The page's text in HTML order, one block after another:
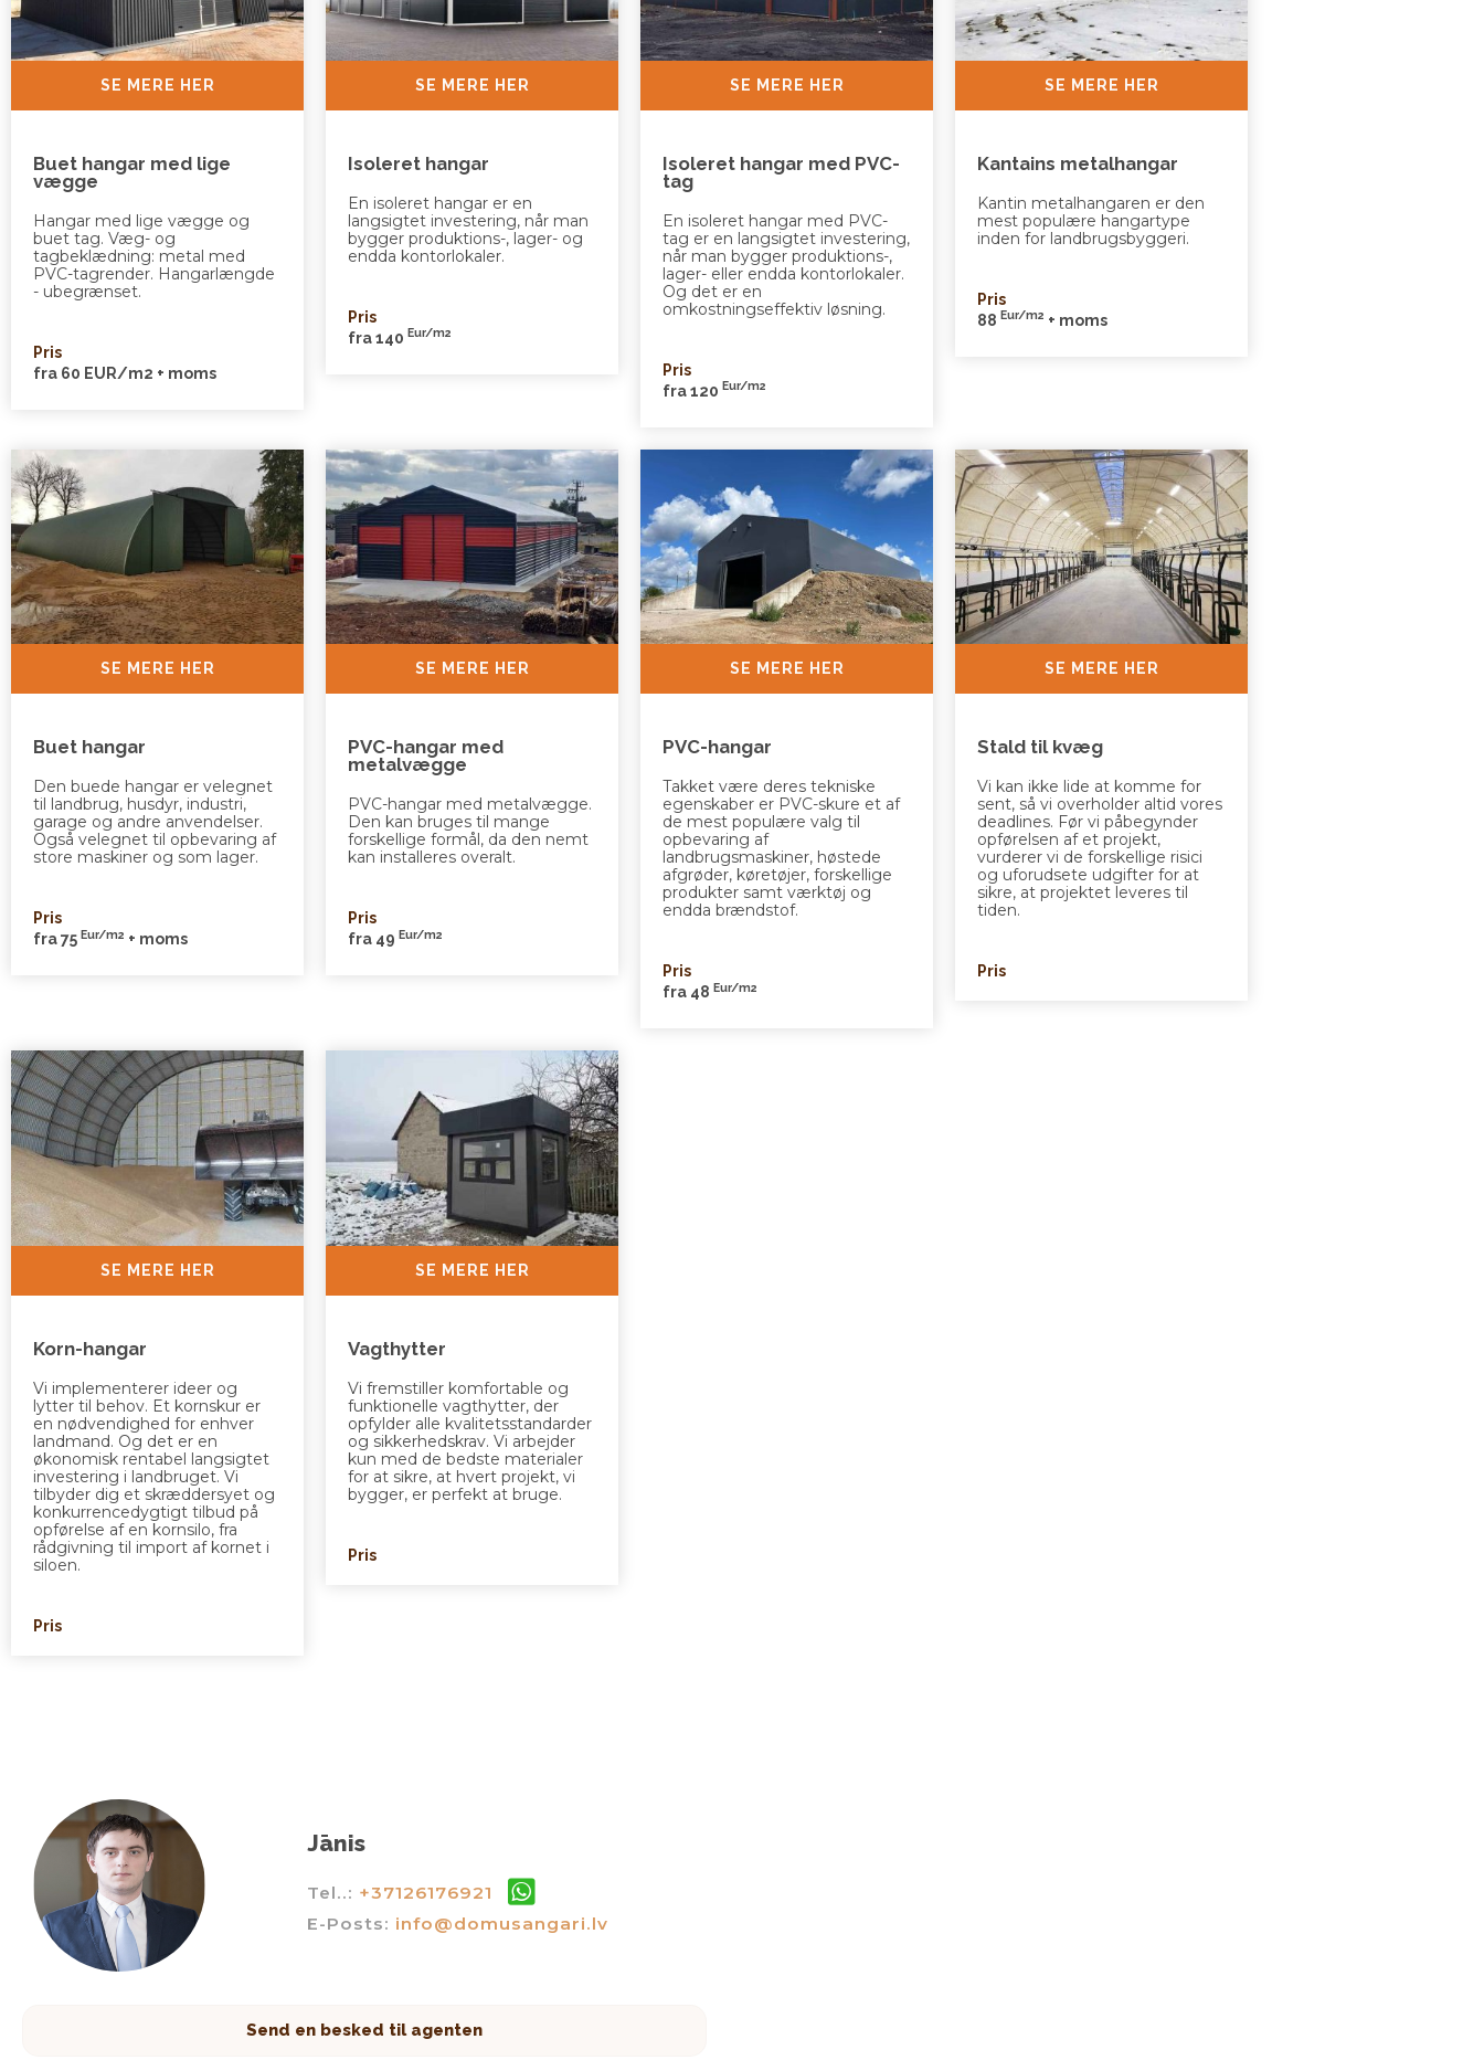
SE MERE HER
Buet hangar med lige
vægge
Hangar med lige vægge og
buet tag. Væg- og
tagbeklædning: metal med
PVC-tagrender. Hangarlængde
- ubegrænset.
Pris
fra 60 EUR/m2 + moms
SE MERE HER
Isoleret hangar
En isoleret hangar er en
langsigtet investering, når man
bygger produktions-, lager- og
endda kontorlokaler.
Pris
fra 140 Eur/m2
SE MERE HER
Isoleret hangar med PVC-
tag
En isoleret hangar med PVC-
tag er en langsigtet investering,
når man bygger produktions-,
lager- eller endda kontorlokaler.
Og det er en
omkostningseffektiv løsning.
Pris
fra 120 Eur/m2
SE MERE HER
Kantains metalhangar
Kantin metalhangaren er den
mest populære hangartype
inden for landbrugsbyggeri.
Pris
88 Eur/m2 + moms
SE MERE HER
Buet hangar
Den buede hangar er velegnet
til landbrug, husdyr, industri,
garage og andre anvendelser.
Også velegnet til opbevaring af
store maskiner og som lager.
Pris
fra 75 Eur/m2 + moms
SE MERE HER
PVC-hangar med
metalvægge
PVC-hangar med metalvægge.
Den kan bruges til mange
forskellige formål, da den nemt
kan installeres overalt.
Pris
fra 49 Eur/m2
SE MERE HER
PVC-hangar
Takket være deres tekniske
egenskaber er PVC-skure et af
de mest populære valg til
opbevaring af
landbrugsmaskiner, høstede
afgrøder, køretøjer, forskellige
produkter samt værktøj og
endda brændstof.
Pris
fra 48 Eur/m2
SE MERE HER
Stald til kvæg
Vi kan ikke lide at komme for
sent, så vi overholder altid vores
deadlines. Før vi påbegynder
opførelsen af et projekt,
vurderer vi de forskellige risici
og uforudsete udgifter for at
sikre, at projektet leveres til
tiden.
Pris
SE MERE HER
Korn-hangar
Vi implementerer ideer og
lytter til behov. Et kornskur er
en nødvendighed for enhver
landmand. Og det er en
økonomisk rentabel langsigtet
investering i landbruget. Vi
tilbyder dig et skræddersyet og
konkurrencedygtigt tilbud på
opførelse af en kornsilo, fra
rådgivning til import af kornet i
siloen.
Pris
SE MERE HER
Vagthytter
Vi fremstiller komfortable og
funktionelle vagthytter, der
opfylder alle kvalitetsstandarder
og sikkerhedskrav. Vi arbejder
kun med de bedste materialer
for at sikre, at hvert projekt, vi
bygger, er perfekt at bruge.
Pris
Jānis
Tel..: +37126176921
E-Posts: info@domusangari.lv
Send en besked til agenten